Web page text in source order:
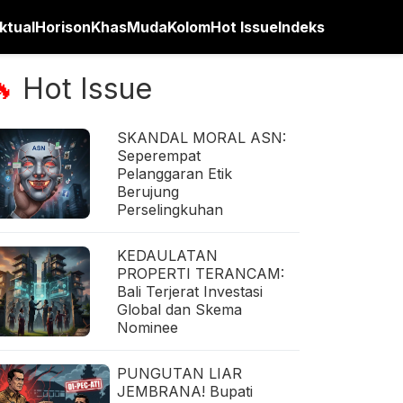
HorisonKhasMudaKolomHot IssueIndeks
Hot Issue
SKANDAL MORAL ASN:
Seperempat
Pelanggaran Etik
Berujung
Perselingkuhan
KEDAULATAN
PROPERTI TERANCAM:
Bali Terjerat Investasi
Global dan Skema
Nominee
PUNGUTAN LIAR
JEMBRANA! Bupati